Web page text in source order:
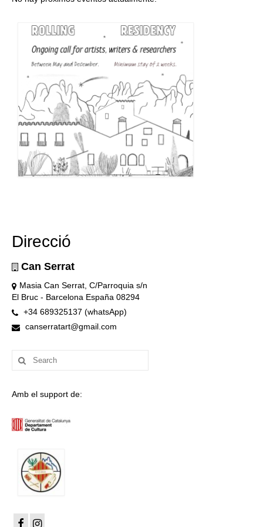
Direcció
Can Serrat
Masia Can Serrat, C/Parroquia s/n
El Bruc - Barcelona España 08294
+34 689325137 (whatsApp)
canserratart@gmail.com
Search
for:
Amb el support de: